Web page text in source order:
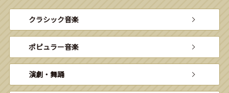
クラシック音楽
ポピュラー音楽
演劇・舞踊